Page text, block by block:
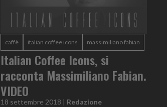
caffè italian coffee icons massimiliano fabian
Italian Coffee Icons, si
racconta Massimiliano Fabian.
VIDEO
18 settembre 2018 | Redazione